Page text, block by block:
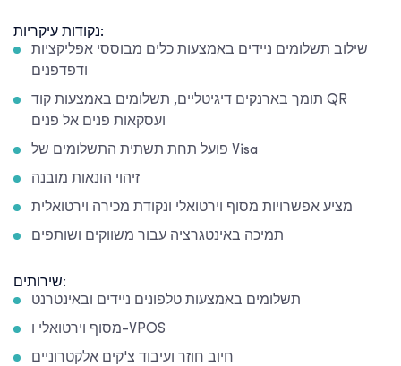
נקודות עיקריות:
שילוב תשלומים ניידים באמצעות כלים מבוססי אפליקציות
ודפדפנים
תומך בארנקים דיגיטליים, תשלומים באמצעות קוד QR
ועסקאות פנים אל פנים
פועל תחת תשתית התשלומים של Visa
זיהוי הונאות מובנה
מציע אפשרויות מסוף וירטואלי ונקודת מכירה וירטואלית
תמיכה באינטגרציה עבור משווקים ושותפים
שירותים:
תשלומים באמצעות טלפונים ניידים ובאינטרנט
מסוף וירטואלי ו-VPOS
חיוב חוזר ועיבוד צ'קים אלקטרוניים